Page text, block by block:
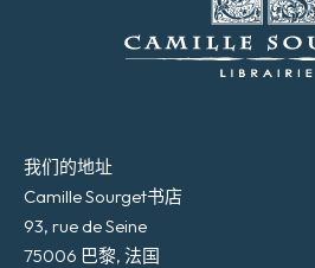
我们的地址
Camille Sourget书店
93, rue de Seine
75006 巴黎, 法国